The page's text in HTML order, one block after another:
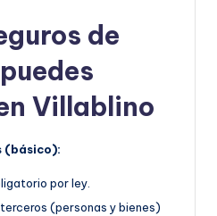
de
Villablino
(básico):
por ley.
(personas y bienes)